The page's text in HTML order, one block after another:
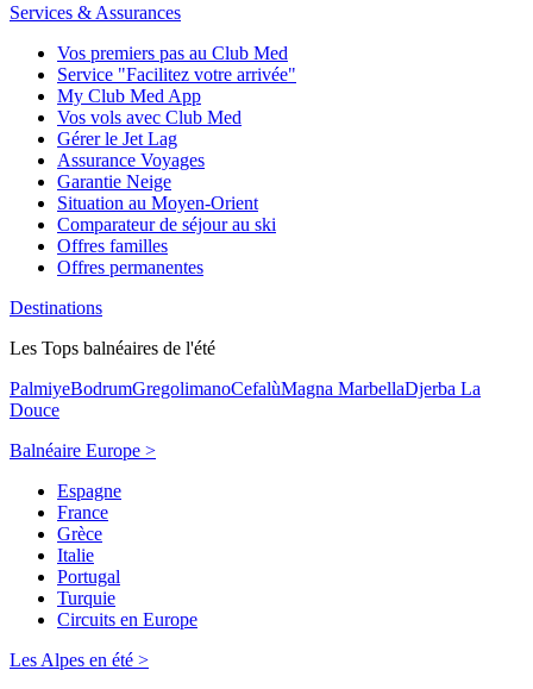
Services & Assurances
Vos premiers pas au Club Med
Service "Facilitez votre arrivée"
My Club Med App
Vos vols avec Club Med
Gérer le Jet Lag
Assurance Voyages
Garantie Neige
Situation au Moyen-Orient
Comparateur de séjour au ski
Offres familles
Offres permanentes
Destinations
Les Tops balnéaires de l'été
PalmiyeBodrumGregolimanoCefalùMagna MarbellaDjerba La
Douce
Balnéaire Europe >
Espagne
France
Grèce
Italie
Portugal
Turquie
Circuits en Europe
Les Alpes en été >